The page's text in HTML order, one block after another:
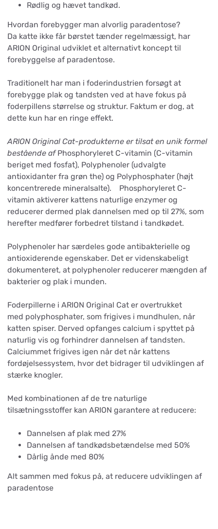
Rødlig og hævet tandkød.
Hvordan forebygger man alvorlig paradentose?
Da katte ikke får børstet tænder regelmæssigt, har
ARION Original udviklet et alternativt koncept til
forebyggelse af paradentose.
Traditionelt har man i foderindustrien forsøgt at
forebygge plak og tandsten ved at have fokus på
foderpillens størrelse og struktur. Faktum er dog, at
dette kun har en ringe effekt.
ARION Original Cat-produkterne er tilsat en unik formel
bestående afPhosphoryleret C-vitamin (C-vitamin
beriget med fosfat), Polyphenoler (udvalgte
antioxidanter fra grøn the) og Polyphosphater (højt
koncentrerede mineralsalte). Phosphoryleret C-
vitamin aktiverer kattens naturlige enzymer og
reducerer dermed plak dannelsen med op til 27%, som
herefter medfører forbedret tilstand i tandkødet.
Polyphenoler har særdeles gode antibakterielle og
antioxiderende egenskaber. Det er videnskabeligt
dokumenteret, at polyphenoler reducerer mængden af
bakterier og plak i munden.
Foderpillerne i ARION Original Cat er overtrukket
med polyphosphater, som frigives i mundhulen, når
katten spiser. Derved opfanges calcium i spyttet på
naturlig vis og forhindrer dannelsen af tandsten.
Calciummet frigives igen når det når kattens
fordøjelsessystem, hvor det bidrager til udviklingen af
stærke knogler.
Med kombinationen af de tre naturlige
tilsætningsstoffer kan ARION garantere at reducere:
Dannelsen af plak med 27%
Dannelsen af tandkødsbetændelse med 50%
Dårlig ånde med 80%
Alt sammen med fokus på, at reducere udviklingen af
paradentose